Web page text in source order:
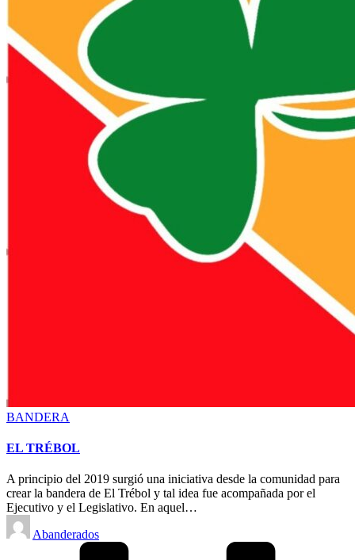
Posted
BANDERA
EL TRÉBOL
A principio del 2019 surgió una iniciativa desde la comunidad para
crear la bandera de El Trébol y tal idea fue acompañada por el
Ejecutivo y el Legislativo. En aquel…
Posted
by
Abanderados